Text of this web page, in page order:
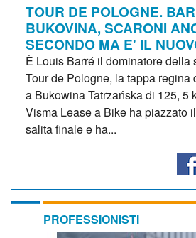
TOUR DE POLOGNE.
BUKOVINA, SCARONI
SECONDO MA E' IL
È Louis Barré il dominatore della
Tour de Pologne, la tappa regina
a Bukowina Tatrzańska di 125, 5
Visma Lease a Bike ha piazzato
salita finale e ha...
PROFESSIONISTI